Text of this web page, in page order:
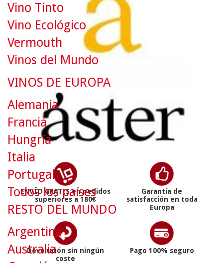
ENVÍO GRATIS en pedidos
superiores a 180€
Garantía de
satisfacción en toda
Europa
Devolución sin ningún
coste
Pago 100% seguro
Vino Tinto
Vino Ecológico
Vermouth
Vinos del Mundo
VINOS DE EUROPA
Alemania
Francia
Hungría
Italia
Portugal
Todos los países
RESTO DEL MUNDO
Argentina
Australia